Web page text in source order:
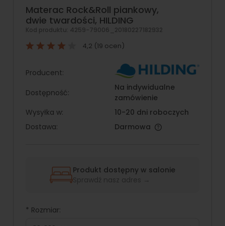
Materac Rock&Roll piankowy,
dwie twardości, HILDING
Kod produktu: 4259-79006_20180227182932
4,2 (19 ocen)
Producent:
Dostępność:
Na indywidualne
zamówienie
Wysyłka w:
10-20 dni roboczych
Dostawa:
Darmowa
Produkt dostępny w salonie
* Rozmiar: